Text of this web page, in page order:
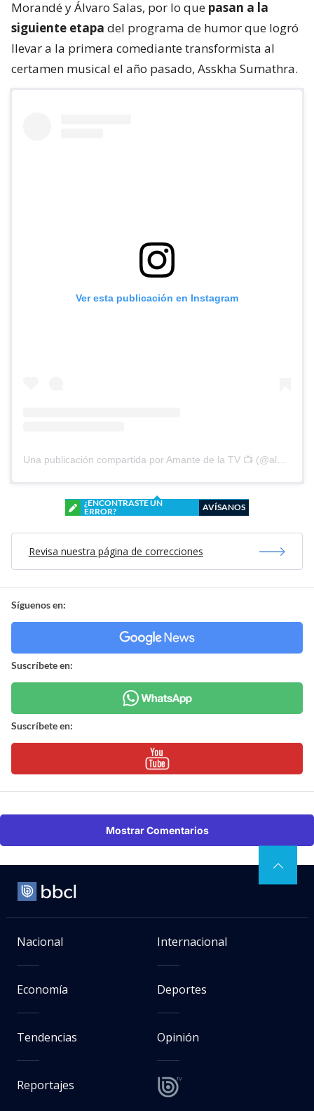
Morandé y Álvaro Salas, por lo que pasan a la
siguiente etapa del programa de humor que logró
llevar a la primera comediante transformista al
certamen musical el año pasado, Asskha Sumathra.
Ver esta publicación en Instagram
Una publicación compartida por Amante de la TV 📺 (@alguien_te_observa)
¿ENCONTRASTE UN
ERROR?
AVÍSANOS
Revisa nuestra página de correcciones
Síguenos en:
Suscríbete en:
Suscríbete en:
Mostrar Comentarios
Nacional Internacional
Economía Deportes
Tendencias Opinión
Reportajes